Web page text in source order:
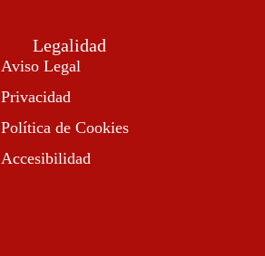
Legalidad
Aviso Legal
Privacidad
Política de Cookies
Accesibilidad